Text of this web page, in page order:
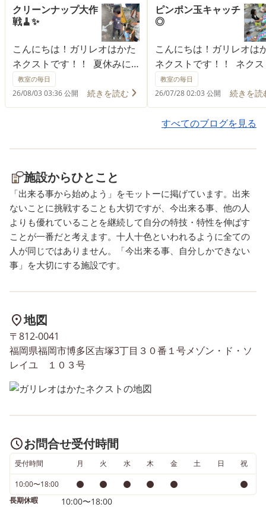
クリーンナップ大作
戦🧹✨
こんにちは！ガリレオはかた
ネクストです！！ 夏休みに
入る前に、子ども達と近所の
清掃活動を行いました！ トン
グを使って空き缶やビニール
よく目を凝らすとごみが沢
山… ごみがある事は悲しい事
実ですが、清掃をした後はす
っきりした気持ちと「ポイ捨
てはよくないね！」とルール
やマナーを再確認した子ども
達☺ 自分たちで体験すること
で新たに気づけた事も多かっ
たようです🌱 道行く地域の人
引き続き活動の紹介をブログ
で行っていきます、楽しみに
お待ちください🌸 ----------------
------------------------------------------
ご利用者さま募集！ ご利用者
学も随時承っております。 興
味のある方は、お気軽にお問
い合わせください！
教室の毎日
26/08/03 03:36 公開 続きを読む
ピンポン玉キャッチ
◎
こんにちは！ガリレオは
ネクストです！！ ネク
では火曜日にビジョント
ニングを実施しています
も達が飽きず、楽しんで
ーニングに取り組んで貰
っています(^^♪ 今回行っ
す！ ピンポン玉の動きは
則なのでどこに落ちるか
分かりません…！！！な
みんな真剣な表情でボー
動きを追いかけました
ログで行っていきます、
用者さまを随時募集して
す。 興味のある方は、お
にお問い合わせください
教室の毎日
26/07/28 02:03 公開 続きを読
すべてのブログを見る
施設からひとこと
「出来る事から始めよう」をモットーに掲げています。出来
ないことに挑戦することも大切ですが、今出来る事、他の人
よりも優れていることを継続して自分の特技・特性を伸ばす
ことが一番だと考えます。十人十色といわれるように全ての
人が同じではありません。「今出来る事、自分しかできない
事」を大切にする施設です。
地図
〒812-0041
福岡県福岡市博多区吉塚3丁目３０番１号メゾン・ド・ソ
レイユ １０３号
お問合せ受付時間
受付時間 月 火 水 木 金 土 日 祝
10:00〜18:00
長期休暇
10:00〜18:00